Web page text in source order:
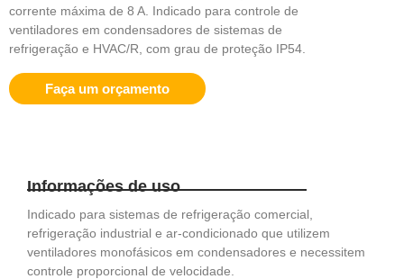
corrente máxima de 8 A. Indicado para controle de
ventiladores em condensadores de sistemas de
refrigeração e HVAC/R, com grau de proteção IP54.
Faça um orçamento
Informações de uso
Indicado para sistemas de refrigeração comercial,
refrigeração industrial e ar-condicionado que utilizem
ventiladores monofásicos em condensadores e necessitem
controle proporcional de velocidade.